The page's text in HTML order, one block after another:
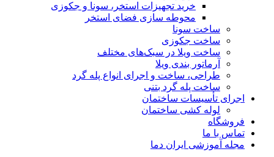
خرید تجهیزات استخر، سونا و جکوزی
محوطه‌ سازی فضای استخر
ساخت سونا
ساخت جکوزی
ساخت ویلا در سبک‌های مختلف
آرماتور بندی ویلا
طراحی، ساخت و اجرای انواع پله گرد
ساخت پله گرد بتنی
تأسیسات ساختمان
لوله کشی ساختمان
ایران دما